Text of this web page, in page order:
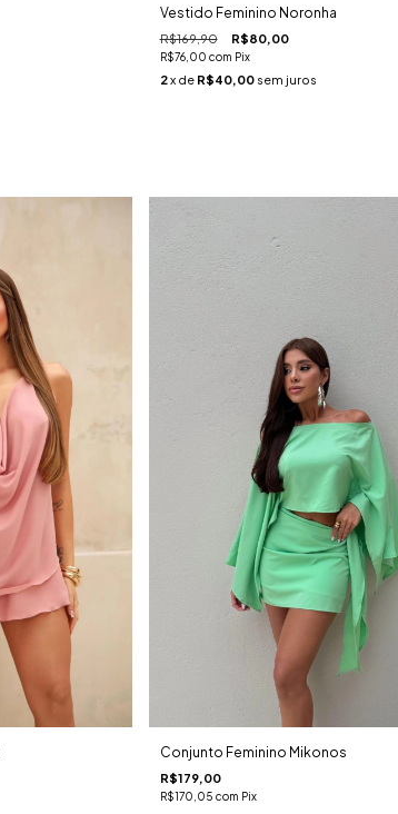
Vestido Feminino Noronha
R$169,90 R$80,00
R$76,00 com Pix
2x de R$40,00 sem juros
Conjunto Feminino Mikonos
R$179,00
R$170,05 com Pix